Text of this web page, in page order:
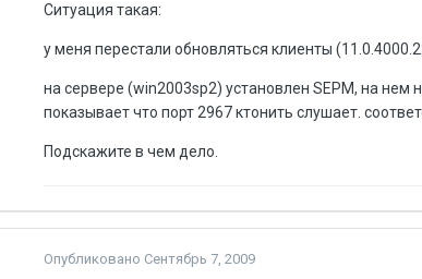
Ситуация такая:
у меня перестали обновляться клиенты
на сервере (win2003sp2) установлен SEPM, на
показывает что порт 2967 ктонить слушает.
Подскажите в чем дело.
Опубликовано Сентябрь 7, 2009